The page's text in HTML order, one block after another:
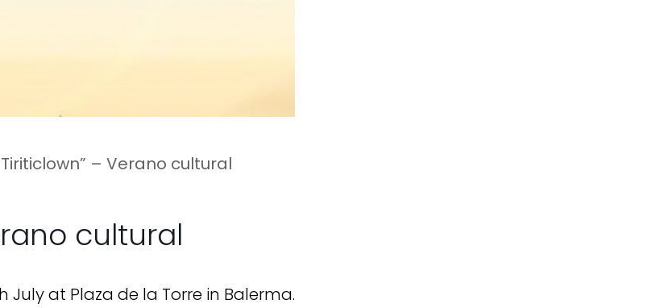
– Verano cultural
cultural
at Plaza de la Torre in Balerma.